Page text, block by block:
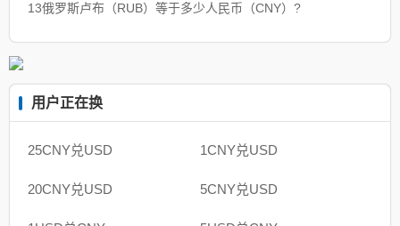
13俄罗斯卢布（RUB）等于多少人民币（CNY）?
用户正在换
25CNY兑USD 1CNY兑USD
20CNY兑USD 5CNY兑USD